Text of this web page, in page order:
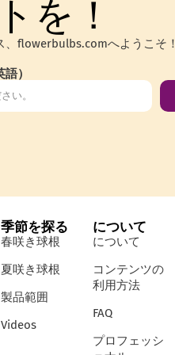
を！
flowerbulbs.comへようこそ！
）
季節を探る
春咲き球根
夏咲き球根
製品範囲
Videos
について
について
コンテンツの
利用方法
FAQ
プロフェッシ